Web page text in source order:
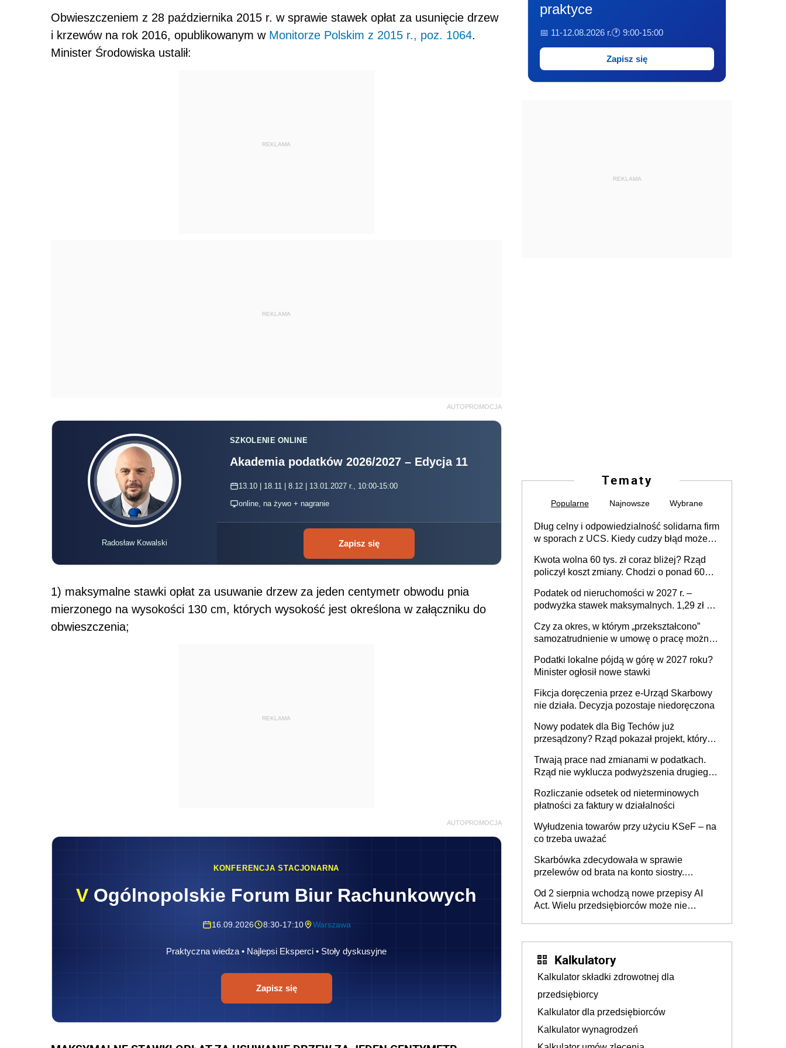
Obwieszczeniem z 28 października 2015 r. w sprawie stawek opłat za usunięcie drzew
i krzewów na rok 2016, opublikowanym w Monitorze Polskim z 2015 r., poz. 1064.
Minister Środowiska ustalił:
REKLAMA
REKLAMA
AUTOPROMOCJA
Radosław Kowalski
SZKOLENIE ONLINE
Akademia podatków 2026/2027 – Edycja 11
13.10 | 18.11 | 8.12 | 13.01.2027 r., 10:00-15:00
online, na żywo + nagranie
Zapisz się
1) maksymalne stawki opłat za usuwanie drzew za jeden centymetr obwodu pnia
mierzonego na wysokości 130 cm, których wysokość jest określona w załączniku do
obwieszczenia;
REKLAMA
AUTOPROMOCJA
KONFERENCJA STACJONARNA
V Ogólnopolskie Forum Biur Rachunkowych
16.09.2026 8:30-17:10 Warszawa
Praktyczna wiedza • Najlepsi Eksperci • Stoły dyskusyjne
Zapisz się
praktyce
📅 11-12.08.2026 r.🕐 9:00-15:00
Zapisz się
REKLAMA
Tematy
Popularne Najnowsze Wybrane
Dług celny i odpowiedzialność solidarna firm
w sporach z UCS. Kiedy cudzy błąd może
Kwota wolna 60 tys. zł coraz bliżej? Rząd
policzył koszt zmiany. Chodzi o ponad 60
Podatek od nieruchomości w 2027 r. –
podwyżka stawek maksymalnych. 1,29 zł za
budynków i lokali związanych z
prowadzeniem działalności gospodarczej
Czy za okres, w którym „przekształcono”
samozatrudnienie w umowę o pracę można
umowy cywilnoprawnej jedynym
racjonalnym wyjściem
Podatki lokalne pójdą w górę w 2027 roku?
Minister ogłosił nowe stawki
Fikcja doręczenia przez e-Urząd Skarbowy
nie działa. Decyzja pozostaje niedoręczona
Nowy podatek dla Big Techów już
przesądzony? Rząd pokazał projekt, który
Trwają prace nad zmianami w podatkach.
Rząd nie wyklucza podwyższenia drugiego
Rozliczanie odsetek od nieterminowych
płatności za faktury w działalności
Wyłudzenia towarów przy użyciu KSeF – na
co trzeba uważać
Skarbówka zdecydowała w sprawie
przelewów od brata na konto siostry.
darowizna, ale podatku jednak nie będzie
Od 2 sierpnia wchodzą nowe przepisy AI
Act. Wielu przedsiębiorców może nie
Kalkulatory
Kalkulator składki zdrowotnej dla
przedsiębiorcy
Kalkulator dla przedsiębiorców
Kalkulator wynagrodzeń